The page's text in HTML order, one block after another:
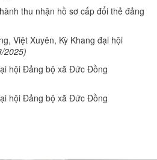
thu nhận hồ sơ cấp đổi thẻ đảng
Việt Xuyên, Kỳ Khang đại hội
2025)
hội Đảng bộ xã Đức Đồng
hội Đảng bộ xã Đức Đồng